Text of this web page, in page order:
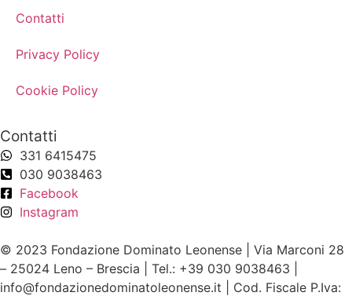
Contatti
Privacy Policy
Cookie Policy
Contatti
331 6415475
030 9038463
Facebook
Instagram
© 2023 Fondazione Dominato Leonense | Via Marconi 28
– 25024 Leno – Brescia | Tel.: +39 030 9038463 |
info@fondazionedominatoleonense.it | Cod. Fiscale P.Iva: